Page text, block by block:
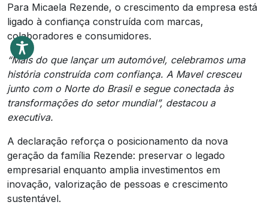
Para Micaela Rezende, o crescimento da empresa está
ligado à confiança construída com marcas,
colaboradores e consumidores.
“Mais do que lançar um automóvel, celebramos uma
história construída com confiança. A Mavel cresceu
junto com o Norte do Brasil e segue conectada às
transformações do setor mundial”, destacou a
executiva.
A declaração reforça o posicionamento da nova
geração da família Rezende: preservar o legado
empresarial enquanto amplia investimentos em
inovação, valorização de pessoas e crescimento
sustentável.